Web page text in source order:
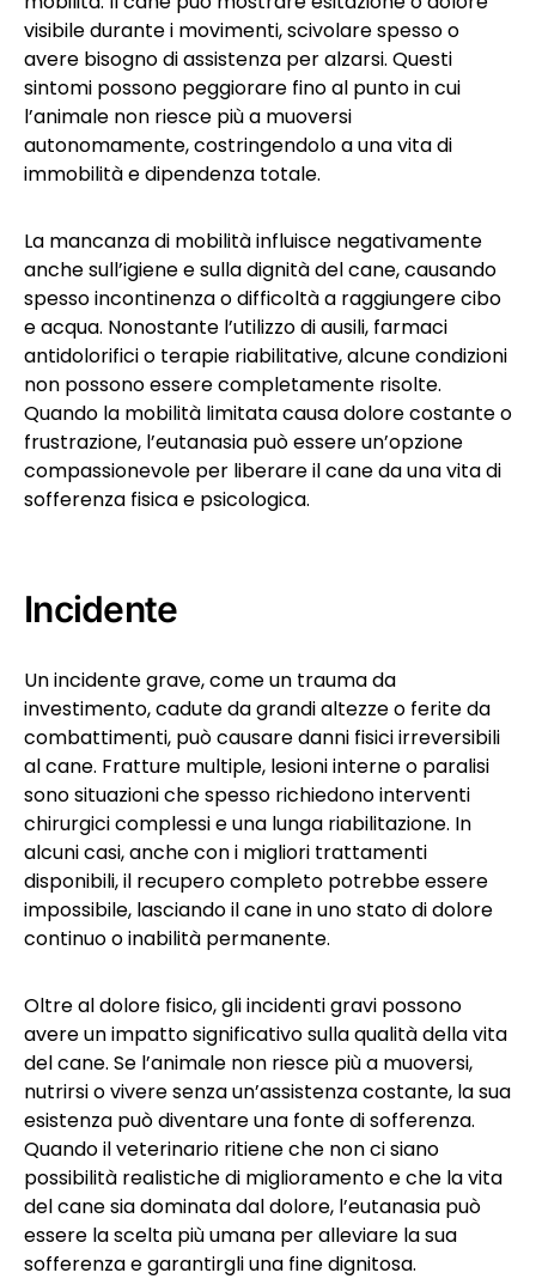
visibile durante i movimenti, scivolare spesso o
avere bisogno di assistenza per alzarsi. Questi
sintomi possono peggiorare fino al punto in cui
l’animale non riesce più a muoversi
autonomamente, costringendolo a una vita di
immobilità e dipendenza totale.
La mancanza di mobilità influisce negativamente
anche sull’igiene e sulla dignità del cane, causando
spesso incontinenza o difficoltà a raggiungere cibo
e acqua. Nonostante l’utilizzo di ausili, farmaci
antidolorifici o terapie riabilitative, alcune condizioni
non possono essere completamente risolte.
Quando la mobilità limitata causa dolore costante o
frustrazione, l’eutanasia può essere un’opzione
compassionevole per liberare il cane da una vita di
sofferenza fisica e psicologica.
Incidente
Un incidente grave, come un trauma da
investimento, cadute da grandi altezze o ferite da
combattimenti, può causare danni fisici irreversibili
al cane. Fratture multiple, lesioni interne o paralisi
sono situazioni che spesso richiedono interventi
chirurgici complessi e una lunga riabilitazione. In
alcuni casi, anche con i migliori trattamenti
disponibili, il recupero completo potrebbe essere
impossibile, lasciando il cane in uno stato di dolore
continuo o inabilità permanente.
Oltre al dolore fisico, gli incidenti gravi possono
avere un impatto significativo sulla qualità della vita
del cane. Se l’animale non riesce più a muoversi,
nutrirsi o vivere senza un’assistenza costante, la sua
esistenza può diventare una fonte di sofferenza.
Quando il veterinario ritiene che non ci siano
possibilità realistiche di miglioramento e che la vita
del cane sia dominata dal dolore, l’eutanasia può
essere la scelta più umana per alleviare la sua
sofferenza e garantirgli una fine dignitosa.